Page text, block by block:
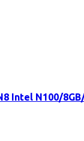
Intel N100/